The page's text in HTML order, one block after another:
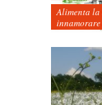
Alimenta la